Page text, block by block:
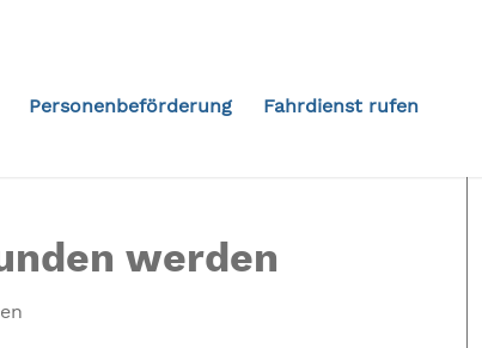
Personenbeförderung Fahrdienst rufen
werden